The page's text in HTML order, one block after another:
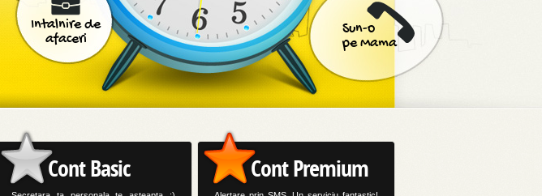
Intalnire de
afaceri
Sun-o
pe Mama
Cont Premium
Cont Basic